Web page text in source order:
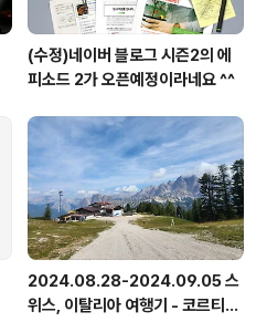
(수정)네이버 블로그 시즌2의 에
피소드 2가 오픈예정이라네요 ^^
2024.08.28-2024.09.05 스
위스, 이탈리아 여행기 - 코르티나